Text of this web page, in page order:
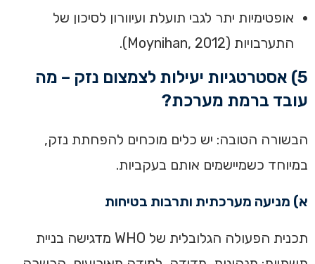
אופטימיות יתר לגבי תועלת ועיוורון לסיכון של
התערבויות (Moynihan, 2012).
5) אסטרטגיות יעילות לצמצום נזק – מה
עובד ברמת מערכת?
הבשורה הטובה: יש כלים מוכחים להפחתת נזק,
במיוחד כשמיישמים אותם בעקביות.
א) מניעה מערכתית ותרבות בטיחות
תכנית הפעולה הגלובלית של WHO מדגישה בניית